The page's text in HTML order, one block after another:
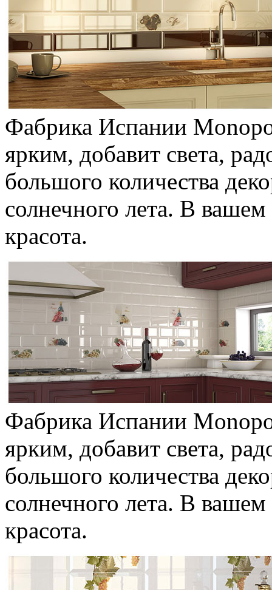
Фабрика Испании
ярким, добавит света,
большого количества
солнечного лета. В
красота.
Фабрика Испании
ярким, добавит света,
большого количества
солнечного лета. В
красота.